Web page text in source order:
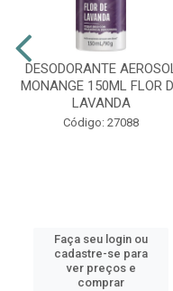
DESODORANTE
MONANGE 150ML FLOR
LAVANDA
Código: 27088
Faça seu login ou
cadastre-se para
ver preços e
comprar